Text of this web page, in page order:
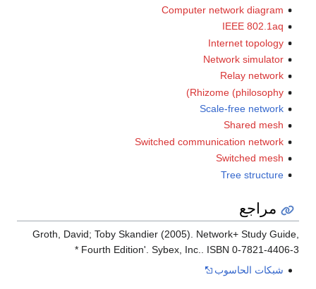
Computer network diagram
IEEE 802.1aq
Internet topology
Network simulator
Relay network
Rhizome (philosophy)
Scale-free network
Shared mesh
Switched communication network
Switched mesh
Tree structure
مراجع
Groth, David; Toby Skandier (2005). Network+ Study Guide,
Fourth Edition'. Sybex, Inc.. ISBN 0-7821-4406-3 *
شبكات الحاسوب